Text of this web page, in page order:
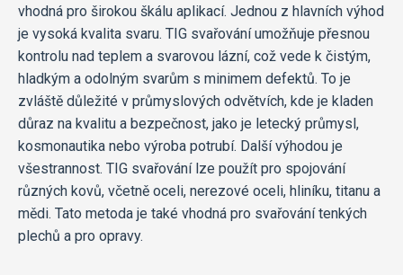
vhodná pro širokou škálu aplikací. Jednou z hlavních výhod
je vysoká kvalita svaru. TIG svařování umožňuje přesnou
kontrolu nad teplem a svarovou lázní, což vede k čistým,
hladkým a odolným svarům s minimem defektů. To je
zvláště důležité v průmyslových odvětvích, kde je kladen
důraz na kvalitu a bezpečnost, jako je letecký průmysl,
kosmonautika nebo výroba potrubí. Další výhodou je
všestrannost. TIG svařování lze použít pro spojování
různých kovů, včetně oceli, nerezové oceli, hliníku, titanu a
mědi. Tato metoda je také vhodná pro svařování tenkých
plechů a pro opravy.